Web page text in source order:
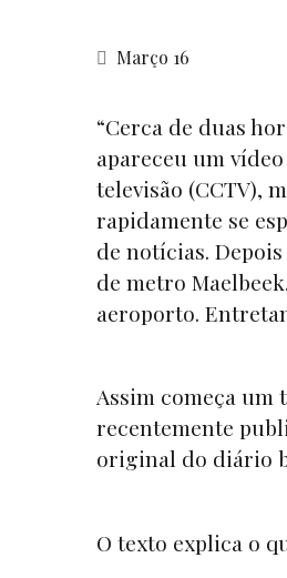
Março 16
“Cerca de duas
apareceu um
televisão (CCTV),
rapidamente se
de notícias.
de metro
aeroporto.
Assim começa um
recentemente
original do diário
O texto explica o